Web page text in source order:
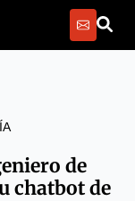
de
chatbot de